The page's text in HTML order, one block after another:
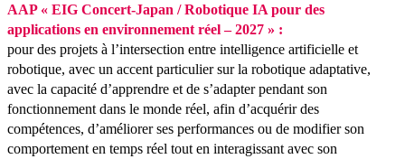
AAP « EIG Concert-Japan / Robotique IA pour des
applications en environnement réel – 2027 » :
pour des projets à l’intersection entre intelligence artificielle et
robotique, avec un accent particulier sur la robotique adaptative,
avec la capacité d’apprendre et de s’adapter pendant son
fonctionnement dans le monde réel, afin d’acquérir des
compétences, d’améliorer ses performances ou de modifier son
comportement en temps réel tout en interagissant avec son